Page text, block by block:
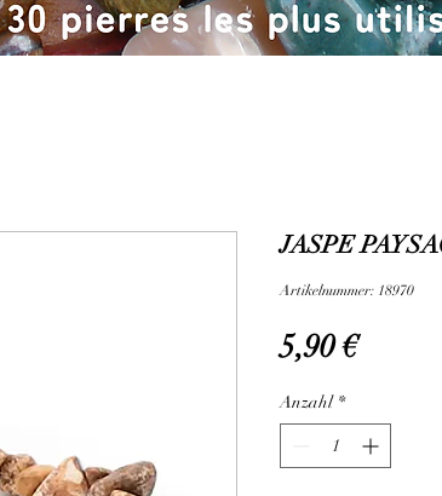
JASPE
Artikelnummer: 18970
5,90 €Preis
Anzahl *